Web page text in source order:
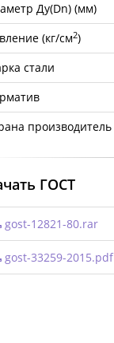
Ду(Dn) (мм)
(кг/см2)
стали
производитель
ГОСТ
gost-12821-80.rar
gost-33259-2015.pdf